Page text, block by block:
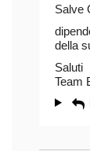
Salve
della
Saluti
Team